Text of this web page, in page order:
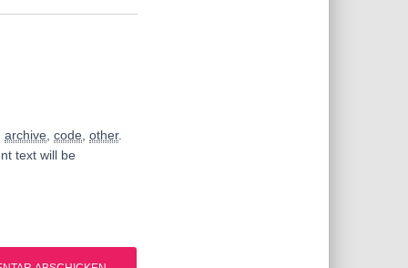
archive code other.
text will be